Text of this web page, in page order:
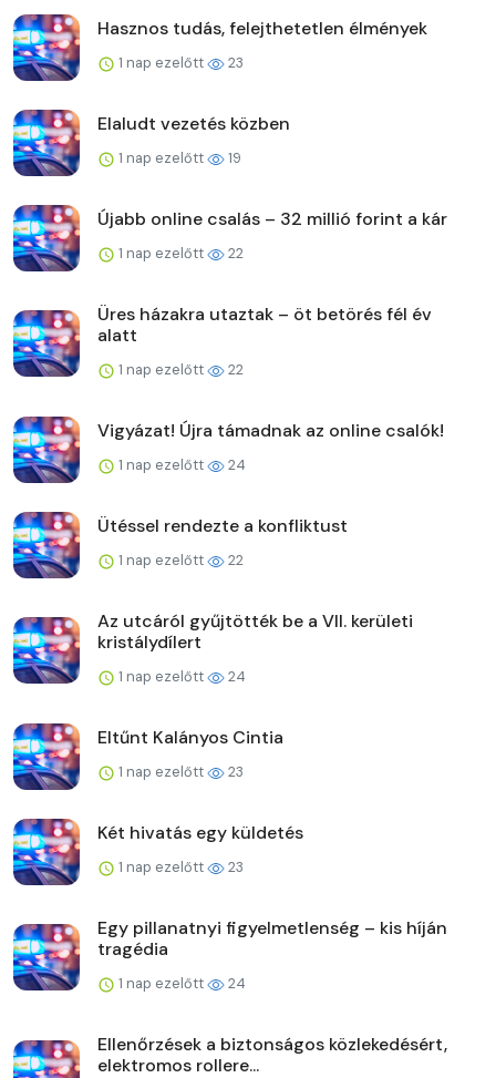
Hasznos tudás, felejthetetlen élmények
1 nap ezelőtt 23
Elaludt vezetés közben
1 nap ezelőtt 19
Újabb online csalás – 32 millió forint a kár
1 nap ezelőtt 22
Üres házakra utaztak – öt betörés fél év
alatt
1 nap ezelőtt 22
Vigyázat! Újra támadnak az online csalók!
1 nap ezelőtt 24
Ütéssel rendezte a konfliktust
1 nap ezelőtt 22
Az utcáról gyűjtötték be a VII. kerületi
kristálydílert
1 nap ezelőtt 24
Eltűnt Kalányos Cintia
1 nap ezelőtt 23
Két hivatás egy küldetés
1 nap ezelőtt 23
Egy pillanatnyi figyelmetlenség – kis híján
tragédia
1 nap ezelőtt 24
Ellenőrzések a biztonságos közlekedésért,
elektromos rollere...